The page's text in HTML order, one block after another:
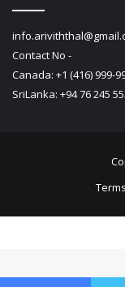
Contact No -
Canada: +1 (416) 999-
SriLanka: +94 76 245